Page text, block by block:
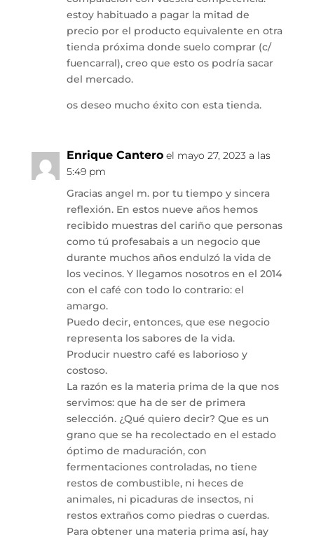
estoy habituado a pagar la mitad de
precio por el producto equivalente en otra
tienda próxima donde suelo comprar (c/
fuencarral), creo que esto os podría sacar
del mercado.
os deseo mucho éxito con esta tienda.
Enrique Cantero el mayo 27, 2023 a las
5:49 pm
Gracias angel m. por tu tiempo y sincera
reflexión. En estos nueve años hemos
recibido muestras del cariño que personas
como tú profesabais a un negocio que
durante muchos años endulzó la vida de
los vecinos. Y llegamos nosotros en el 2014
con el café con todo lo contrario: el
amargo.
Puedo decir, entonces, que ese negocio
representa los sabores de la vida.
Producir nuestro café es laborioso y
costoso.
La razón es la materia prima de la que nos
servimos: que ha de ser de primera
selección. ¿Qué quiero decir? Que es un
grano que se ha recolectado en el estado
óptimo de maduración, con
fermentaciones controladas, no tiene
restos de combustible, ni heces de
animales, ni picaduras de insectos, ni
restos extraños como piedras o cuerdas.
Para obtener una materia prima así, hay